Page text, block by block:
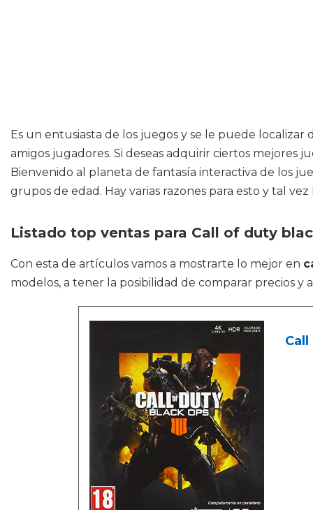
Es un entusiasta de los juegos y se le puede
amigos jugadores. Si deseas adquirir ciertos mejores
Bienvenido al planeta de fantasía interactiva de los
grupos de edad. Hay varias razones para esto y tal
Listado top ventas para Call of duty
Con esta de artículos vamos a mostrarte lo mejor en
modelos, a tener la posibilidad de comparar precios y